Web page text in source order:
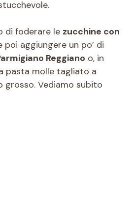
di foderare le zucchine con
poi aggiungere un po’ di
Reggiano o, in
pasta molle tagliato a
grosso. Vediamo subito